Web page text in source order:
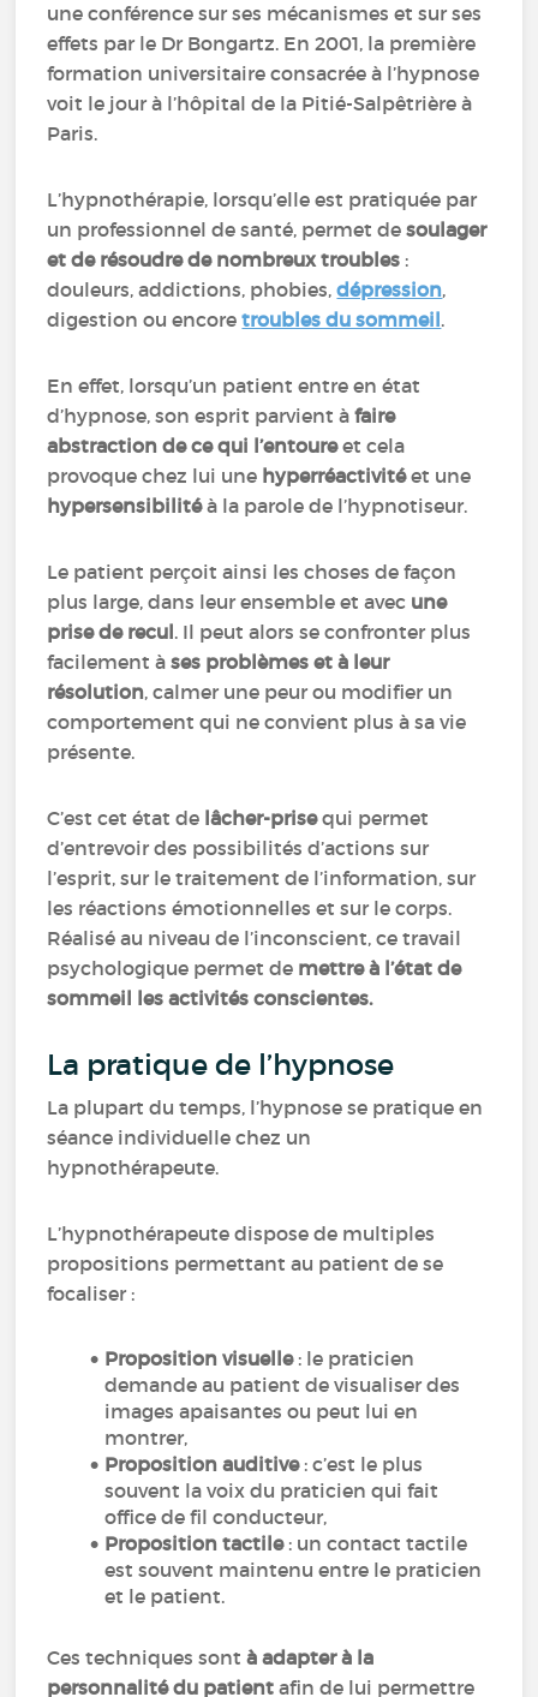
une conférence sur ses mécanismes et sur ses
effets par le Dr Bongartz. En 2001, la première
formation universitaire consacrée à l’hypnose
voit le jour à l’hôpital de la Pitié-Salpêtrière à
Paris.
L’hypnothérapie, lorsqu’elle est pratiquée par
un professionnel de santé, permet desoulager
et de résoudre de nombreux troubles :
douleurs, addictions, phobies,dépression,
digestion ou encoretroubles du sommeil.
En effet, lorsqu’un patient entre en état
d’hypnose, son esprit parvient à faire
abstraction de ce qui l’entoureet cela
provoque chez lui une hyperréactivitéet une
hypersensibilitéà la parole de l’hypnotiseur.
Le patient perçoit ainsi les choses de façon
plus large, dans leur ensemble et avec une
prise de recul. Il peut alors se confronter plus
facilement àses problèmes et à leur
résolution, calmer une peur ou modifier un
comportement qui ne convient plus à sa vie
présente.
C’est cet état de lâcher-prisequi permet
d’entrevoir des possibilités d’actions sur
l’esprit, sur le traitement de l’information, sur
les réactions émotionnelles et sur le corps.
Réalisé au niveau de l’inconscient, ce travail
psychologique permet de mettre à l’état de
sommeil les activités conscientes.
La pratique de l’hypnose
La plupart du temps, l’hypnose se pratique en
séance individuelle chez un
hypnothérapeute.
L’hypnothérapeute dispose de multiples
propositions permettant au patient de se
focaliser :
Proposition visuelle: le praticien
demande au patient de visualiser des
images apaisantes ou peut lui en
montrer,
Proposition auditive: c’est le plus
souvent la voix du praticien qui fait
office de fil conducteur,
Proposition tactile: un contact tactile
est souvent maintenu entre le praticien
et le patient.
Ces techniques sontà adapter à la
personnalité du patient afin de lui permettre